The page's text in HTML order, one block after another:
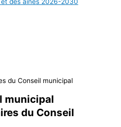
des aînés 2026-2030
du Conseil municipal
municipal
du Conseil